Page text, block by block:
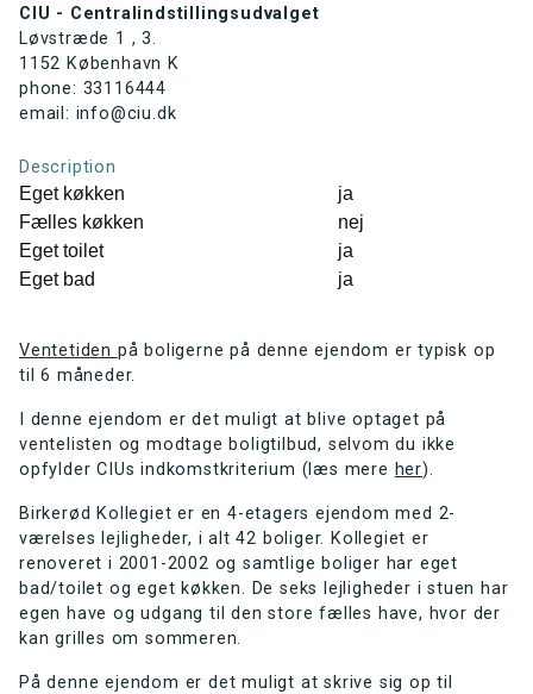
CIU - Centralindstillingsudvalget
Løvstræde 1 , 3.
1152 København K
phone: 33116444
email: info@ciu.dk
Description
Eget køkken
ja
Fælles køkken
nej
Eget toilet
ja
Eget bad
ja
Ventetiden på boligerne på denne ejendom er typisk op
til 6 måneder.
I denne ejendom er det muligt at blive optaget på
ventelisten og modtage boligtilbud, selvom du ikke
opfylder CIUs indkomstkriterium (læs mere her).
Birkerød Kollegiet er en 4-etagers ejendom med 2-
værelses lejligheder, i alt 42 boliger. Kollegiet er
renoveret i 2001-2002 og samtlige boliger har eget
bad/toilet og eget køkken. De seks lejligheder i stuen har
egen have og udgang til den store fælles have, hvor der
kan grilles om sommeren.
På denne ejendom er det muligt at skrive sig op til